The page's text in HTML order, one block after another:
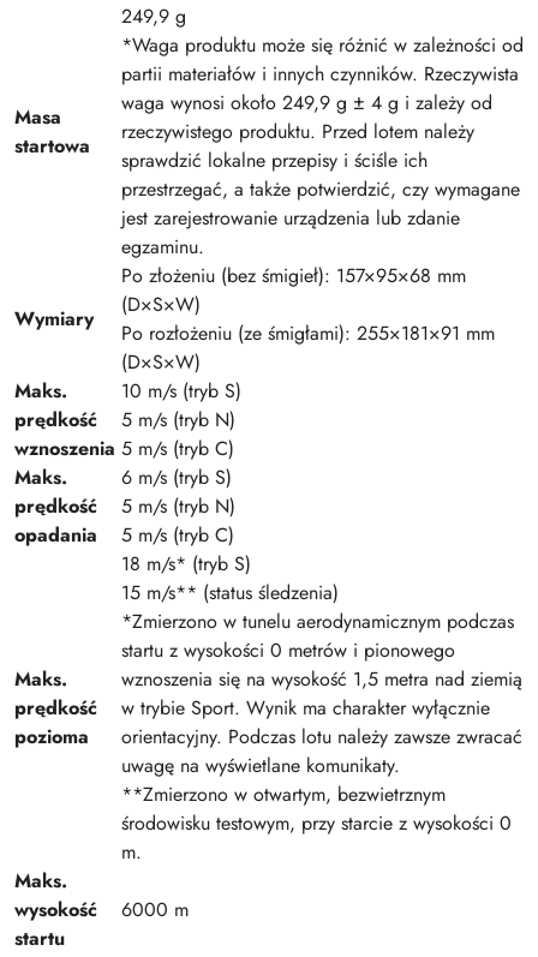
Masa
startowa
249,9 g
*Waga produktu może się różnić w zależności od
partii materiałów i innych czynników. Rzeczywista
waga wynosi około 249,9 g ± 4 g i zależy od
rzeczywistego produktu. Przed lotem należy
sprawdzić lokalne przepisy i ściśle ich
przestrzegać, a także potwierdzić, czy wymagane
jest zarejestrowanie urządzenia lub zdanie
egzaminu.
Wymiary
Po złożeniu (bez śmigieł): 157×95×68 mm
(D×S×W)
Po rozłożeniu (ze śmigłami): 255×181×91 mm
(D×S×W)
Maks.
prędkość
wznoszenia
10 m/s (tryb S)
5 m/s (tryb N)
5 m/s (tryb C)
Maks.
prędkość
opadania
6 m/s (tryb S)
5 m/s (tryb N)
5 m/s (tryb C)
Maks.
prędkość
pozioma
18 m/s* (tryb S)
15 m/s** (status śledzenia)
*Zmierzono w tunelu aerodynamicznym podczas
startu z wysokości 0 metrów i pionowego
wznoszenia się na wysokość 1,5 metra nad ziemią
w trybie Sport. Wynik ma charakter wyłącznie
orientacyjny. Podczas lotu należy zawsze zwracać
uwagę na wyświetlane komunikaty.
**Zmierzono w otwartym, bezwietrznym
środowisku testowym, przy starcie z wysokości 0
m.
Maks.
wysokość
startu
6000 m